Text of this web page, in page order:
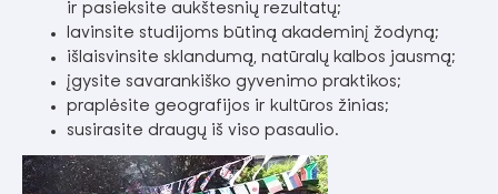
ir pasieksite aukštesnių rezultatų;
lavinsite studijoms būtiną akademinį žodyną;
išlaisvinsite sklandumą, natūralų kalbos jausmą;
įgysite savarankiško gyvenimo praktikos;
praplėsite geografijos ir kultūros žinias;
susirasite draugų iš viso pasaulio.